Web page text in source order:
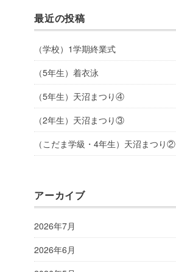
最近の投稿
（学校）1学期終業式
（5年生）着衣泳
（5年生）天沼まつり④
（2年生）天沼まつり③
（こだま学級・4年生）天沼まつり②
アーカイブ
2026年7月
2026年6月